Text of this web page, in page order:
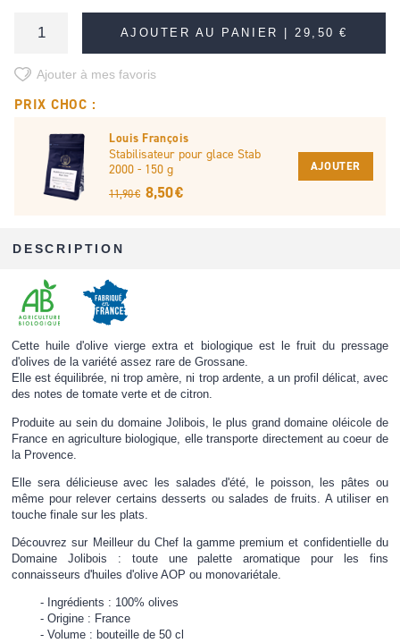
AJOUTER AU PANIER | 29,50 €
Ajouter à mes favoris
PRIX CHOC :
Louis François
Stabilisateur pour glace Stab
2000 - 150 g
11,90 € 8,50 €
AJOUTER
DESCRIPTION
Cette huile d'olive vierge extra et biologique est le fruit du pressage
d'olives de la variété assez rare de Grossane.
Elle est équilibrée, ni trop amère, ni trop ardente, a un profil délicat, avec
des notes de tomate verte et de citron.
Produite au sein du domaine Jolibois, le plus grand domaine oléicole de
France en agriculture biologique, elle transporte directement au coeur de
la Provence.
Elle sera délicieuse avec les salades d'été, le poisson, les pâtes ou
même pour relever certains desserts ou salades de fruits. A utiliser en
touche finale sur les plats.
Découvrez sur Meilleur du Chef la gamme premium et confidentielle du
Domaine Jolibois : toute une palette aromatique pour les fins
connaisseurs d'huiles d'olive AOP ou monovariétale.
Ingrédients : 100% olives
Origine : France
Volume : bouteille de 50 cl